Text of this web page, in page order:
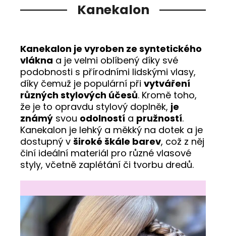
Kanekalon
Kanekalon je vyroben ze syntetického
vlákna a je velmi oblíbený díky své
podobnosti s přírodními lidskými vlasy,
díky čemuž je populární při vytváření
různých stylových účesů. Kromě toho,
že je to opravdu stylový doplněk, je
známý svou odolností a pružností.
Kanekalon je lehký a měkký na dotek a je
dostupný v široké škále barev, což z něj
činí ideální materiál pro různé vlasové
styly, včetně zaplétání či tvorbu dredů.